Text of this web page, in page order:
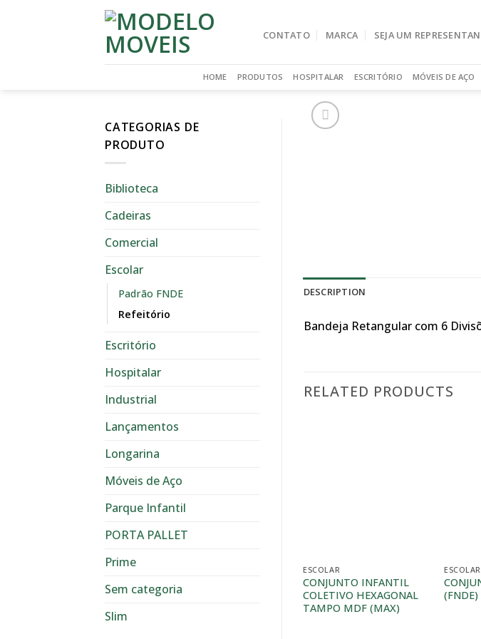
CONTATO MARCA SEJA UM
HOME PRODUTOS HOSPITALAR ESCRITÓRIO MÓVEIS DE AÇO
CATEGORIAS DE
PRODUTO
Biblioteca
Cadeiras
Comercial
Escolar
Padrão FNDE
Refeitório
Escritório
Hospitalar
Industrial
Lançamentos
Longarina
Móveis de Aço
Parque Infantil
PORTA PALLET
Prime
Sem categoria
Slim
DESCRIPTION
Bandeja Retangular com 6
RELATED PRODUCTS
ESCOLAR
CONJUNTO INFANTIL
COLETIVO HEXAGONAL
TAMPO MDF (MAX)
ESCOLAR
(FNDE)